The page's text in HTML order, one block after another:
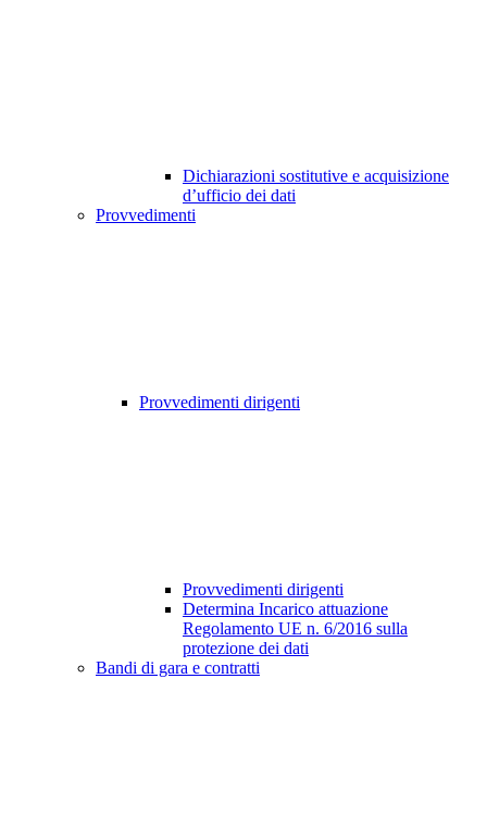
Dichiarazioni sostitutive e acquisizione
d’ufficio dei dati
Provvedimenti
Provvedimenti dirigenti
Provvedimenti dirigenti
Determina Incarico attuazione
Regolamento UE n. 6/2016 sulla
protezione dei dati
Bandi di gara e contratti